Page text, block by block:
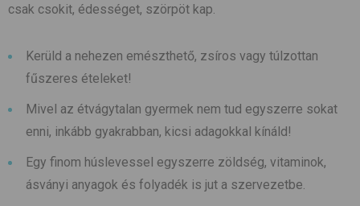
csak csokit, édességet, szörpöt kap.
Kerüld a nehezen emészthető, zsíros vagy túlzottan
fűszeres ételeket!
Mivel az étvágytalan gyermek nem tud egyszerre sokat
enni, inkább gyakrabban, kicsi adagokkal kínáld!
Egy finom húslevessel egyszerre zöldség, vitaminok,
ásványi anyagok és folyadék is jut a szervezetbe.